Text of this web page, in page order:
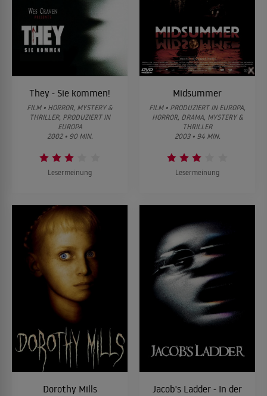
They - Sie kommen!
FILM • HORROR, MYSTERY &
THRILLER, PRODUZIERT IN
EUROPA
2002 • 90 MIN.
Lesermeinung
Midsummer
FILM • PRODUZIERT IN EUROPA,
HORROR, DRAMA, MYSTERY &
THRILLER
2003 • 94 MIN.
Lesermeinung
Dorothy Mills
Jacob's Ladder - In der